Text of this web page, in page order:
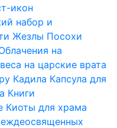
икон
набор и
Жезлы Посохи
на
на царские врата
Кадила Капсула для
Книги
Киоты для храма